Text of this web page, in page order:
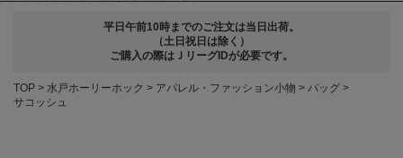
平日午前10時までのご注文は当日出荷。
（土日祝日は除く）
ご購入の際はＪリーグIDが必要です。
TOP 水戸ホーリーホック アパレル・ファッション小物
バッグ
サコッシュ